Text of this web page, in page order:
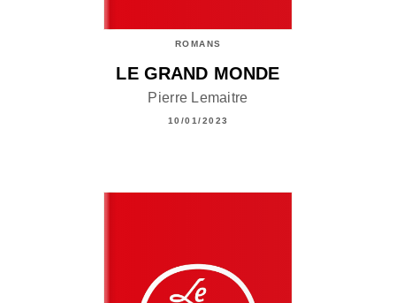
ROMANS
LE GRAND MONDE
Pierre Lemaitre
10/01/2023